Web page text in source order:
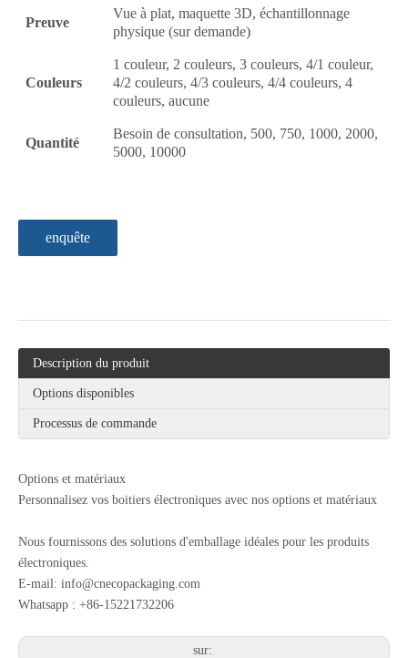
Preuve
Vue à plat, maquette 3D, échantillonnage
physique (sur demande)
Couleurs
1 couleur, 2 couleurs, 3 couleurs, 4/1 couleur,
4/2 couleurs, 4/3 couleurs, 4/4 couleurs, 4
couleurs, aucune
Quantité
Besoin de consultation, 500, 750, 1000, 2000,
5000, 10000
enquête
Description du produit
Options disponibles
Processus de commande
Options et matériaux
Personnalisez vos boitiers électroniques avec nos options et matériaux
Nous fournissons des solutions d'emballage idéales pour les produits
électroniques.
E-mail: info@cnecopackaging.com
Whatsapp : +86-15221732206
sur: